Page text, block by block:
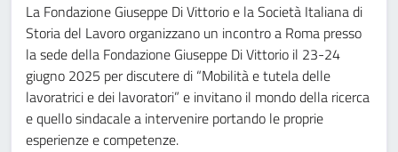
La Fondazione Giuseppe Di Vittorio e la Società Italiana di
Storia del Lavoro organizzano un incontro a Roma presso
la sede della Fondazione Giuseppe Di Vittorio il 23-24
giugno 2025 per discutere di “Mobilità e tutela delle
lavoratrici e dei lavoratori” e invitano il mondo della ricerca
e quello sindacale a intervenire portando le proprie
esperienze e competenze.